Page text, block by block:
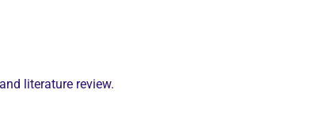
literature review.